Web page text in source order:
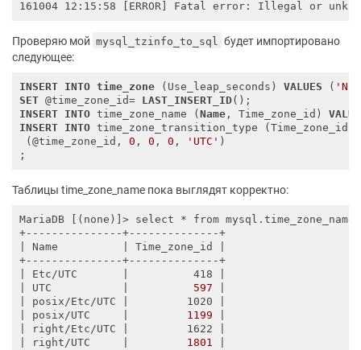
Проверяю мой mysql_tzinfo_to_sql
будет импортировано
следующее:
INSERT INTO time_zone (Use_leap_seconds) VALUES ( 'N'
SET @time_zone_id= LAST_INSERT_ID
INSERT INTO time_zone_name (Name , Time_zone_id)
INSERT INTO time_zone_transition_type
(@time_zone_id, 0 , 0 , 0 , 'UTC' )
Таблицы time_zone_name пока выглядят корректно:
MariaDB [(none)]> select * from
| Name          |
Time_zone_id
+---------------+--------------+
Etc/UTC
|          418 |
| UTC           |
597
posix/Etc/UTC
|         1020 |
| posix/UTC     |
1199
right/Etc/UTC
|         1622 |
| right/UTC     |
1801